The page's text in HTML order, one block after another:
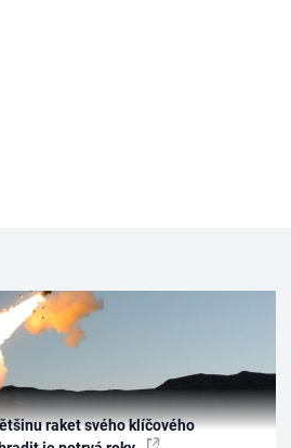
raket svého klíčového